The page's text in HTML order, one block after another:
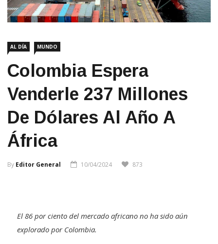
Colombia Espera
Venderle 237 Millones
De Dólares Al Año A
África
explorado por Colombia.